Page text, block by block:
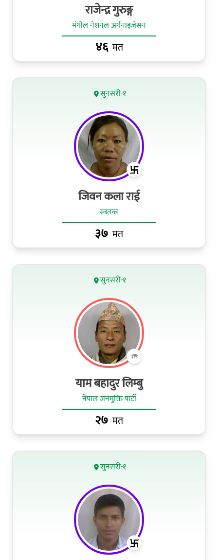
राजेन्द्र गुरुङ्ग
मंगोल नेशनल अर्गनाइजेसन
४६ मत
सुनसरी-१
जिवन कला राई
स्वतन्त्र
३७ मत
सुनसरी-१
याम बहादुर लिम्बु
नेपाल जनमुक्ति पार्टी
२७ मत
सुनसरी-१